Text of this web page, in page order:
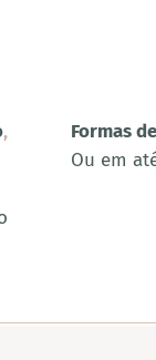
,
Formas
Ou em